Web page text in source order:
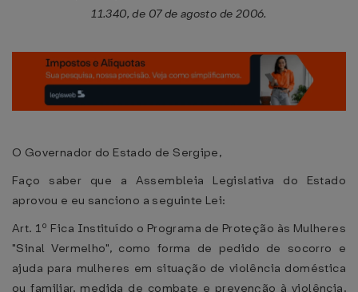
11.340, de 07 de agosto de 2006.
O Governador do Estado de Sergipe,
Faço saber que a Assembleia Legislativa do Estado
aprovou e eu sanciono a seguinte Lei:
Art. 1º Fica Instituído o Programa de Proteção às Mulheres
"Sinal Vermelho", como forma de pedido de socorro e
ajuda para mulheres em situação de violência doméstica
ou familiar, medida de combate e prevenção à violência,